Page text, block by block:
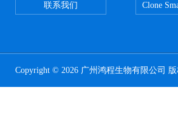
联系我们 Clone
Copyright © 2026 广州鸿程生物有限公司 版